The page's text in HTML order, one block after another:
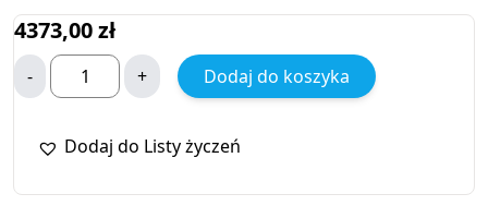
4373,00zł
- + Dodaj do koszyka
Dodaj do Listy życzeń